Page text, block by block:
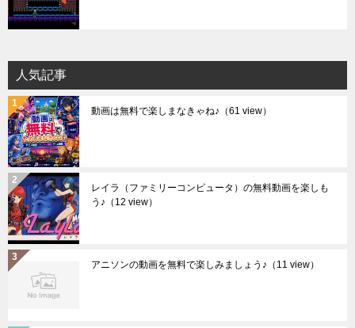
人気記事
動画は無料で楽しまなきゃね♪ （61 view）
レイラ（ファミリーコンピュータ）の無料動画を楽しも
う♪ （12 view）
アニソンの動画を無料で楽しみましょう♪ （11 view）